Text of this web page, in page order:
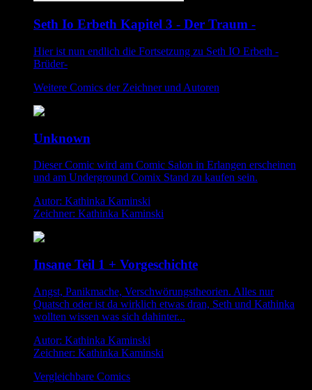
Seth Io Erbeth Kapitel 3 - Der Traum -
Hier ist nun endlich die Fortsetzung zu Seth IO Erbeth -
Brüder-
Weitere Comics der Zeichner und Autoren
Unknown
Dieser Comic wird am Comic Salon in Erlangen erscheinen
und am Underground Comix Stand zu kaufen sein.
Autor: Kathinka Kaminski
Zeichner: Kathinka Kaminski
Insane Teil 1 + Vorgeschichte
Angst, Panikmache, Verschwörungstheorien. Alles nur
Quatsch oder ist da wirklich etwas dran, Seth und Kathinka
wollten wissen was sich dahinter...
Autor: Kathinka Kaminski
Zeichner: Kathinka Kaminski
Vergleichbare Comics